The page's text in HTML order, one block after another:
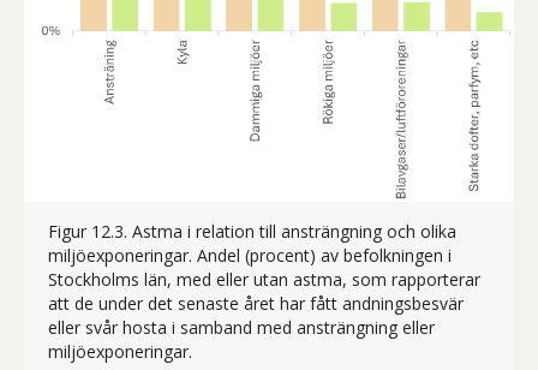
Figur 12.3. Astma i relation till ansträngning och olika
miljöexponeringar. Andel (procent) av befolkningen i
Stockholms län, med eller utan astma, som rapporterar
att de under det senaste året har fått andningsbesvär
eller svår hosta i samband med ansträngning eller
miljöexponeringar.